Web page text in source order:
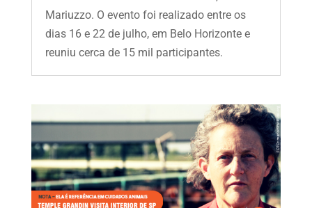
Mariuzzo. O evento foi realizado entre os
dias 16 e 22 de julho, em Belo Horizonte e
reuniu cerca de 15 mil participantes.